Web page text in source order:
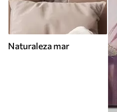
Naturaleza mar